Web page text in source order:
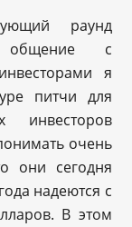
раунд
общение с
я
питчи для
инвесторов
очень
они сегодня
надеются с
В этом